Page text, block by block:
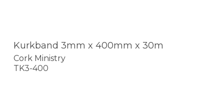
Kurkband 3mm x 400mm x 30m
Cork Ministry
TK3-400